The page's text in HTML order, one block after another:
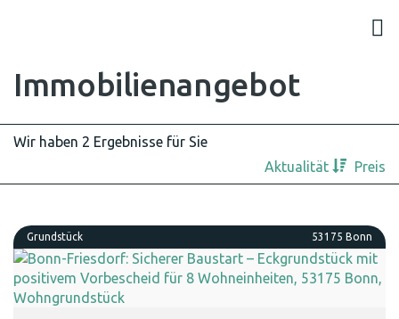
Immobilien­angebot
Wir haben 2 Ergebnisse für Sie
Aktualität
Preis
Grundstück 53175 Bonn